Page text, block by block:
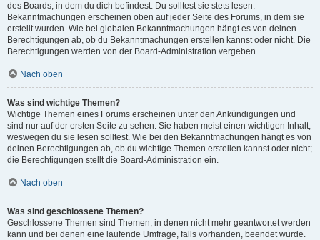
des Boards, in dem du dich befindest. Du solltest sie stets lesen.
Bekanntmachungen erscheinen oben auf jeder Seite des Forums, in dem sie
erstellt wurden. Wie bei globalen Bekanntmachungen hängt es von deinen
Berechtigungen ab, ob du Bekanntmachungen erstellen kannst oder nicht. Die
Berechtigungen werden von der Board-Administration vergeben.
Nach oben
Was sind wichtige Themen?
Wichtige Themen eines Forums erscheinen unter den Ankündigungen und
sind nur auf der ersten Seite zu sehen. Sie haben meist einen wichtigen Inhalt,
weswegen du sie lesen solltest. Wie bei den Bekanntmachungen hängt es von
deinen Berechtigungen ab, ob du wichtige Themen erstellen kannst oder nicht;
die Berechtigungen stellt die Board-Administration ein.
Nach oben
Was sind geschlossene Themen?
Geschlossene Themen sind Themen, in denen nicht mehr geantwortet werden
kann und bei denen eine laufende Umfrage, falls vorhanden, beendet wurde.